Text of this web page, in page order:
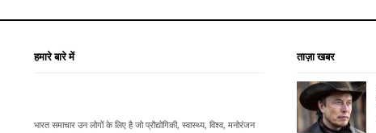
हमारे बारे में
भारत समाचार उन लोगों के लिए है जो प्रौद्योगिकी, स्वास्थ्य, विश्व, मनोरंजन
ताज़ा खबर